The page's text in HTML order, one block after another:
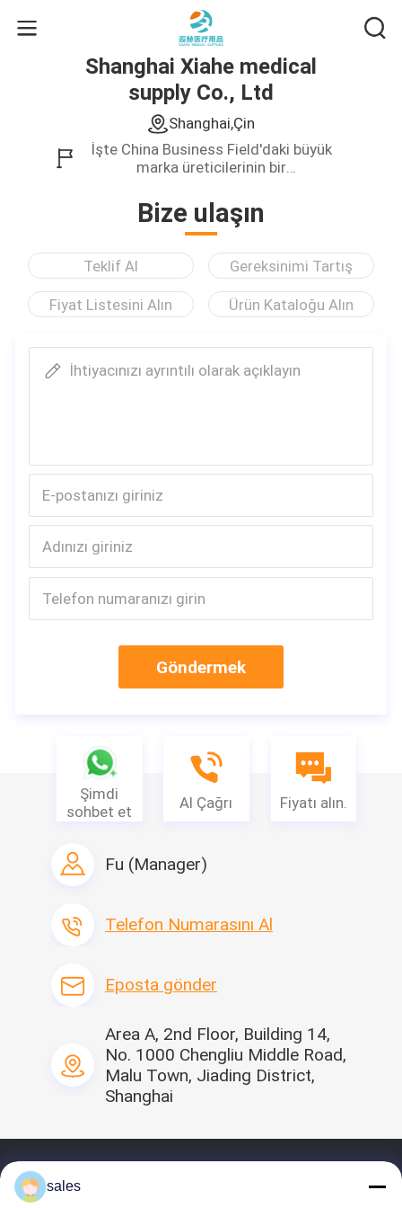
Shanghai Xiahe medical
supply Co., Ltd
Shanghai,Çin
İşte China Business Field'daki büyük
marka üreticilerinin bir
sağlıyoruz.
Bize ulaşın
Teklif Al Gereksinimi Tartış
Fiyat Listesini Alın Ürün Kataloğu Alın
İhtiyacınızı ayrıntılı olarak açıklayın
Göndermek
Şimdi
sohbet et
Al Çağrı Fiyatı alın.
Fu (Manager)
Telefon Numarasını Al
Eposta gönder
Area A, 2nd Floor, Building 14,
No. 1000 Chengliu Middle Road,
Malu Town, Jiading District,
Shanghai
sales